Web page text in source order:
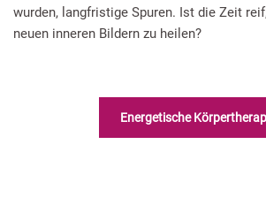
wurden, langfristige Spuren. Ist die Zeit
neuen inneren Bildern zu heilen?
Energetische